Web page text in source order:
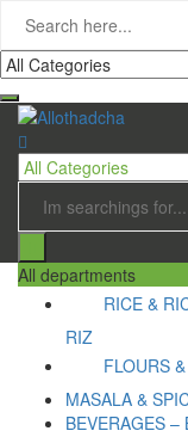
All departments
RICE &
RIZ
FLOURS
MASALA &
BEVERAGES –